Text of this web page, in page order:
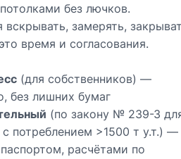
без лючков.
вскрывать, замерять,
время и согласования.
(для собственников) —
без лишних бумаг
(по закону № 239-З
потреблением >1500 т у.т.) —
расчётами по